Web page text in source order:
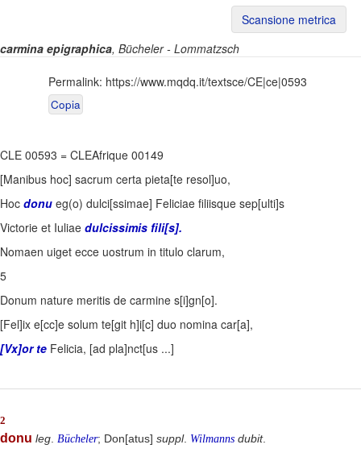
Scansione metrica
carmina epigraphica, Bücheler - Lommatzsch
Permalink: https://www.mqdq.it/textsce/CE|ce|0593
Copia
CLE 00593 = CLEAfrique 00149
[Manibus hoc] sacrum certa pieta[te resol]uo,
Hoc donu eg(o) dulci[ssimae] Feliciae filiisque sep[ulti]s
Victorie et Iuliae dulcissimis fili[s].
Nomaen uiget ecce uostrum in titulo clarum,
5
Donum nature meritis de carmine s[i]gn[o].
[Fel]ix e[cc]e solum te[git h]i[c] duo nomina car[a],
[Vx]or te Felicia, [ad pla]nct[us ...]
2
donu leg Bücheler; Don[atus] suppl. Wilmanns dubit.